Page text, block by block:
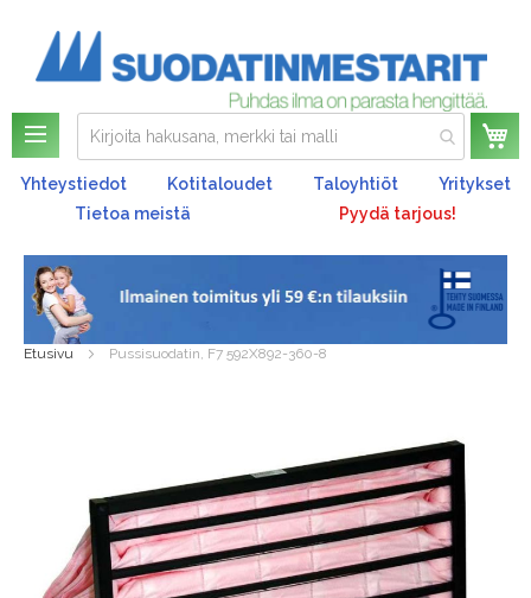
Yhteystiedot Kotitaloudet Taloyhtiöt
Yritykset
Tietoa meistä
Pyydä tarjous!
Etusivu Pussisuodatin, F7 592X892-360-8
gallery